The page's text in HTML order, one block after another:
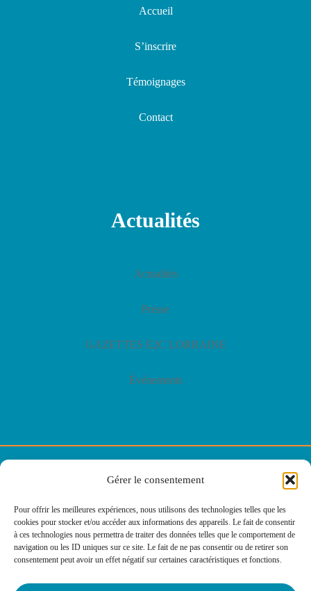
Gérer le consentement
Pour offrir les meilleures expériences, nous utilisons des technologies telles que les
cookies pour stocker et/ou accéder aux informations des appareils. Le fait de consentir
à ces technologies nous permettra de traiter des données telles que le comportement de
navigation ou les ID uniques sur ce site. Le fait de ne pas consentir ou de retirer son
consentement peut avoir un effet négatif sur certaines caractéristiques et fonctions.
Accueil
S’inscrire
Témoignages
Contact
Actualités
Actualités
Presse
GAZETTES E2C LORRAINE
Événements
© E2C Lorraine
Politique des cookies
Mentions légales